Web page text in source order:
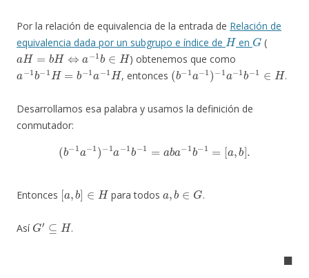
Por la relación de equivalencia de la entrada de Relación de
equivalencia dada por un subgrupo e índice de
H
en
G
(
aH=bH⇔a−1b∈H
) obtenemos que como
a−1 −1H = b−1 a−1H
, entonces
(b−1a−1)−1a− b ∈
.
Desarrollamos esa palabra y usamos la definición de
conmutador:
b−1 −1)−1 a−1 b− ab a−1b = ,b
Entonces
[ b H
para todos
b G
.
Así
G′⊆
.
◼